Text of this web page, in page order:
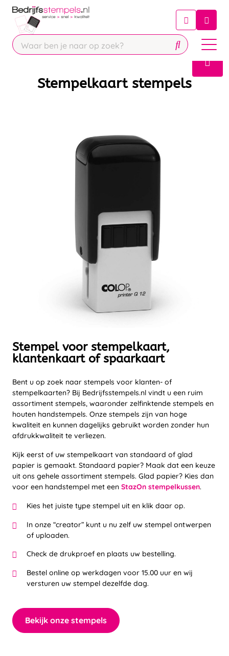
Chatbot
Chat 24/7 met onze chatbot voor
hulp
Contact
Stempelkaart stempels
Stempel voor stempelkaart,
klantenkaart of spaarkaart
Bent u op zoek naar stempels voor klanten- of
stempelkaarten? Bij Bedrijfsstempels.nl vindt u een ruim
assortiment stempels, waaronder zelfinktende stempels en
houten handstempels. Onze stempels zijn van hoge
kwaliteit en kunnen dagelijks gebruikt worden zonder hun
afdrukkwaliteit te verliezen.
Kijk eerst of uw stempelkaart van standaard of glad
papier is gemaakt. Standaard papier? Maak dat een keuze
uit ons gehele assortiment stempels. Glad papier? Kies dan
voor een handstempel met een StazOn stempelkussen.
Kies het juiste type stempel uit en klik daar op.
In onze “creator” kunt u nu zelf uw stempel ontwerpen
of uploaden.
Check de drukproef en plaats uw bestelling.
Bestel online op werkdagen voor 15.00 uur en wij
versturen uw stempel dezelfde dag.
Bekijk onze stempels